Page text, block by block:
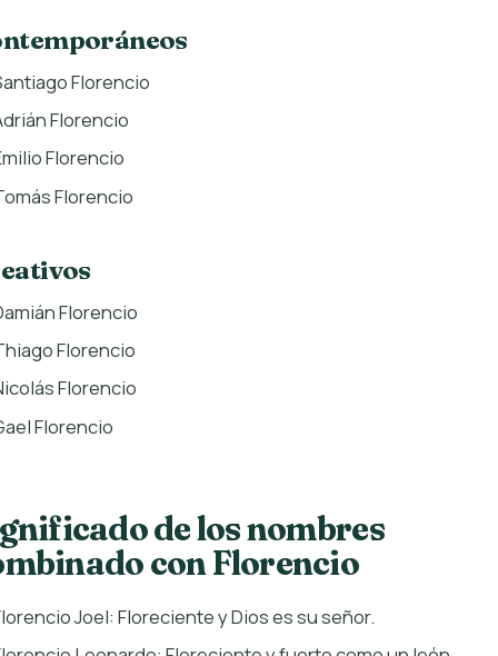
Florencio
Florencio
Florencio
Florencio
Florencio
Florencio
Florencio
Florencio
de los nombres
con Florencio
Joel: Floreciente y Dios es su señor.